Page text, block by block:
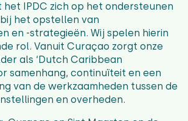
het IPDC zich op het ondersteunen
het opstellen van
en -strategieën. Wij spelen hierin
rol. Vanuit Curaçao zorgt onze
als ‘Dutch Caribbean
samenhang, continuïteit en een
van de werkzaamheden tussen de
en overheden.